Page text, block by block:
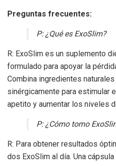
Preguntas frecuentes:
P: ¿Qué es ExoSlim?
R: ExoSlim es un suplemento
formulado para apoyar la
Combina ingredientes
sinérgicamente para estimular
apetito y aumentar los niveles
P: ¿Cómo tomo
R: Para obtener resultados
dos ExoSlim al día. Una